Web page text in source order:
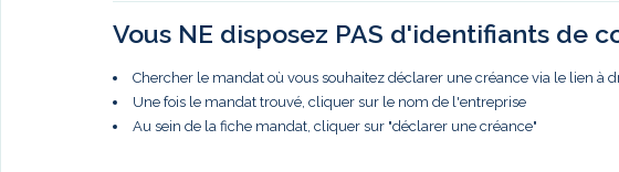
Vous NE disposez PAS d'identifiants de
Chercher le mandat où vous souhaitez déclarer une créance via le lien à
Une fois le mandat trouvé, cliquer sur le nom de l'entreprise
Au sein de la fiche mandat, cliquer sur "déclarer une créance"